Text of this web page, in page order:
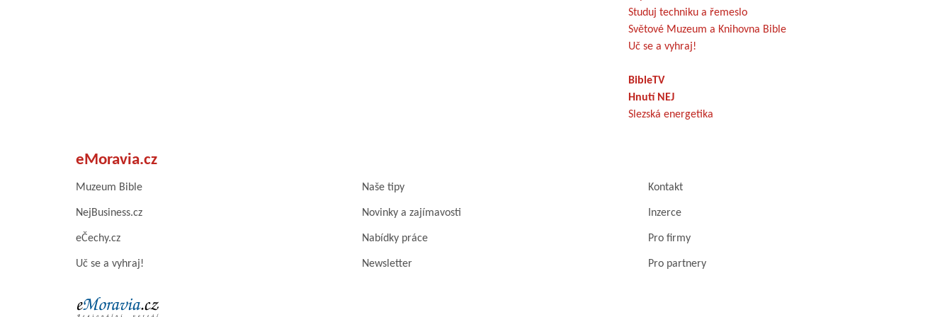
Studuj techniku a řemeslo
Světové Muzeum a Knihovna Bible
Uč se a vyhraj!
BibleTV
Hnutí NEJ
Slezská energetika
eMoravia.cz
Muzeum Bible Naše tipy Kontakt
NejBusiness.cz Novinky a zajímavosti Inzerce
eČechy.cz Nabídky práce Pro firmy
Uč se a vyhraj! Newsletter Pro partnery